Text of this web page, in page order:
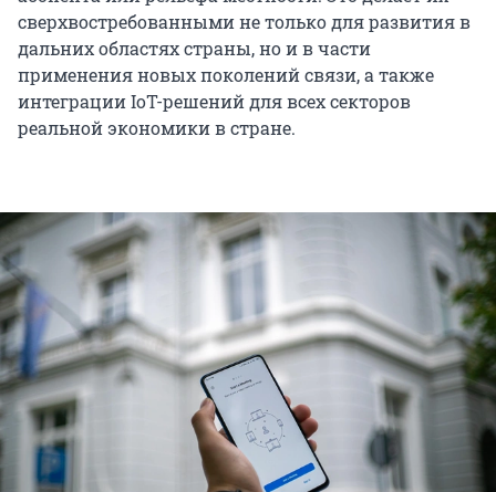
сверхвостребованными не только для развития в
дальних областях страны, но и в части
применения новых поколений связи, а также
интеграции IoT-решений для всех секторов
реальной экономики в стране.